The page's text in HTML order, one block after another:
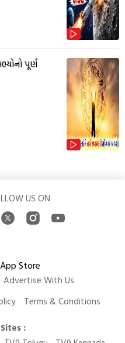
પૂર્ણ
US ON
Advertise With Us
Terms & Conditions
: